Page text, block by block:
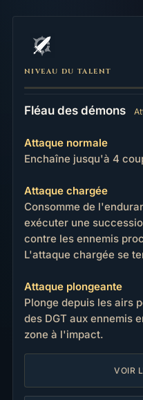
NIVEAU DU TALENT
Fléau des démons
Attaque normale
Enchaîne jusqu'à 4
Attaque chargée
Consomme de
exécuter une
contre les ennemis
L'attaque chargée se
Attaque plongeante
Plonge depuis les airs
des DGT aux ennemis
zone à l'impact.
VOIR